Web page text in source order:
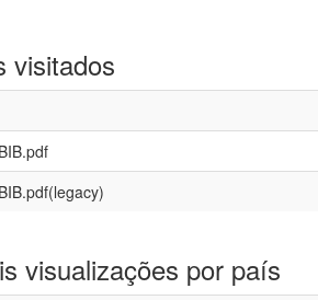
visitados
visualizações por país